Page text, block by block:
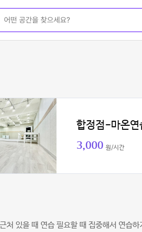
합정점-마온
3,000 원/시간
처 있을 때 연습 필요할 때 집중해서 연습